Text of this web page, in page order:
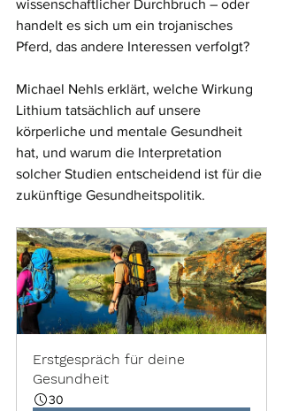
wissenschaftlicher Durchbruch – oder
handelt es sich um ein trojanisches
Pferd, das andere Interessen verfolgt?
Michael Nehls erklärt, welche Wirkung
Lithium tatsächlich auf unsere
körperliche und mentale Gesundheit
hat, und warum die Interpretation
solcher Studien entscheidend ist für die
zukünftige Gesundheitspolitik.
Erstgespräch für deine
Gesundheit
30